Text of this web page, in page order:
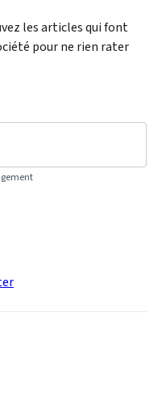
les articles qui font
pour ne rien rater